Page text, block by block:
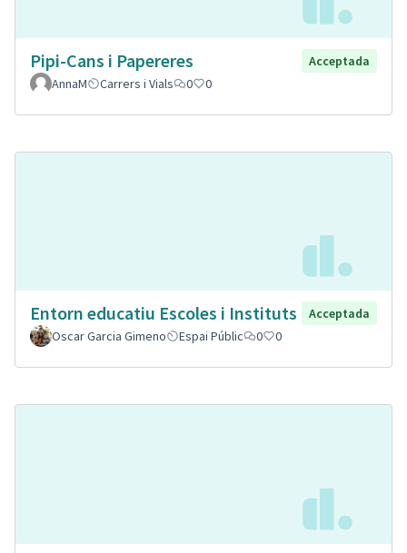
Pipi-Cans i Papereres
Acceptada
AnnaM
Carrers i Vials 0 0
Entorn educatiu Escoles i Instituts
Acceptada
Oscar Garcia Gimeno
Espai Públic 0 0